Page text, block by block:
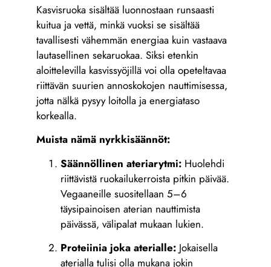
Kasvisruoka sisältää luonnostaan runsaasti
kuitua ja vettä, minkä vuoksi se sisältää
tavallisesti vähemmän energiaa kuin vastaava
lautasellinen sekaruokaa. Siksi etenkin
aloittelevilla kasvissyöjillä voi olla opeteltavaa
riittävän suurien annoskokojen nauttimisessa,
jotta nälkä pysyy loitolla ja energiataso
korkealla.
Muista nämä nyrkkisäännöt:
Säännöllinen ateriarytmi: Huolehdi
riittävistä ruokailukerroista pitkin päivää.
Vegaaneille suositellaan 5–6
täysipainoisen aterian nauttimista
päivässä, välipalat mukaan lukien.
Proteiinia joka aterialle: Jokaisella
aterialla tulisi olla mukana jokin